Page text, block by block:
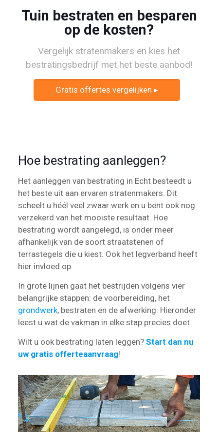
Tuin bestraten en besparen
op de kosten?
Vergelijk stratenmakers en kies het
bestratingsbedrijf met het beste aanbod!
Gratis offertes vergelijken ▸
Hoe bestrating aanleggen?
Het aanleggen van bestrating in Echt besteedt u
het beste uit aan ervaren stratenmakers. Dit
scheelt u héél veel zwaar werk en u bent ook nog
verzekerd van het mooiste resultaat. Hoe
bestrating wordt aangelegd, is onder meer
afhankelijk van de soort straatstenen of
terrastegels die u kiest. Ook het legverband heeft
hier invloed op.
In grote lijnen gaat het bestrijden volgens vier
belangrijke stappen: de voorbereiding, het
grondwerk, bestraten en de afwerking. Hieronder
leest u wat de vakman in elke stap precies doet.
Wilt u ook bestrating laten leggen? Start dan nu
uw gratis offerteaanvraag!